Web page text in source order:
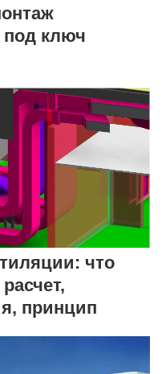
ключ
что
принцип